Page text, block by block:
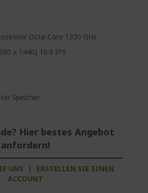
Octa-Core 1330 GHz
x 1440) 16:9 IPS
Speicher
Hier bestes Angebot
anfordern!
UNS |
ERSTELLEN SIE EINEN
ACCOUNT